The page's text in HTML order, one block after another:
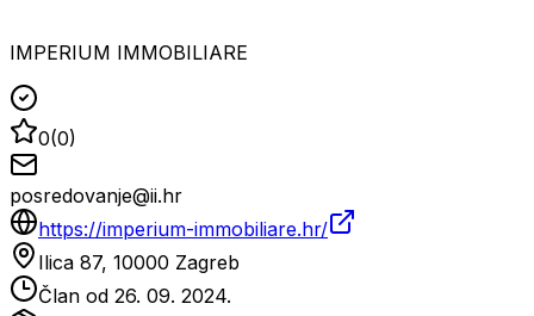
IMPERIUM IMMOBILIARE
0(0)
posredovanje@ii.hr
https://imperium-immobiliare.hr/
Ilica 87, 10000 Zagreb
Član od 26. 09. 2024.